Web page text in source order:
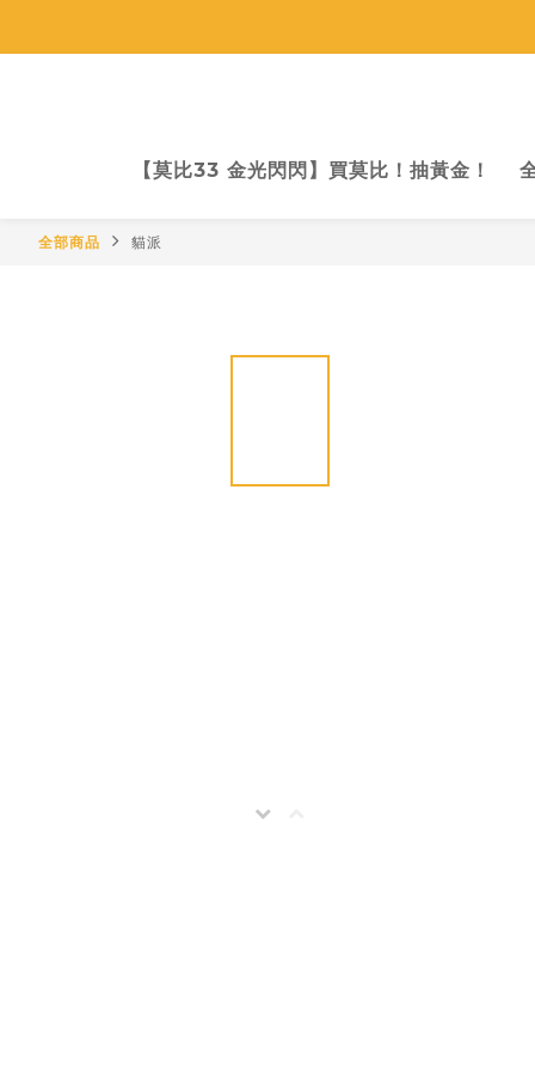
【莫比33 金光閃閃】買莫比！抽黃金！
全部商品 貓派